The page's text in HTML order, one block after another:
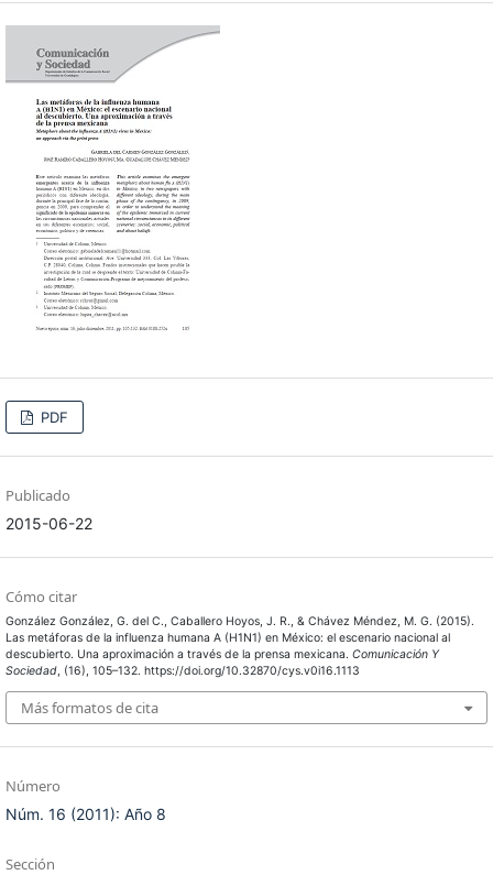
PDF
Publicado
2015-06-22
Cómo citar
González González, G. del C., Caballero Hoyos, J. R., & Chávez Méndez, M. G. (2015).
Las metáforas de la influenza humana A (H1N1) en México: el escenario nacional al
descubierto. Una aproximación a través de la prensa mexicana. Comunicación Y
Sociedad, (16), 105–132. https://doi.org/10.32870/cys.v0i16.1113
Más formatos de cita
Número
Núm. 16 (2011): Año 8
Sección